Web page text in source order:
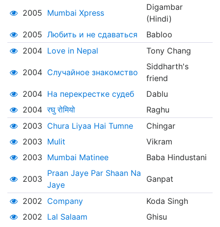
2005 Mumbai Xpress
Digambar
(Hindi)
2005 Любить и не сдаваться
Babloo
2004 Love in Nepal Tony Chang
2004 Случайное знакомство
Siddharth's
friend
2004 На перекрестке судеб
Dablu
2004 रघु रोमियो
Raghu
2003 Chura Liyaa Hai Tumne
Chingar
2003 Mulit
Vikram
2003 Mumbai Matinee Baba Hindustani
2003
Praan Jaye Par Shaan Na
Jaye
Ganpat
2002 Company
Koda Singh
2002 Lal Salaam
Ghisu